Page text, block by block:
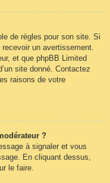
de règles pour son site. Si
un avertissement.
et que phpBB Limited
site donné. Contactez
raisons de votre
?
à signaler et vous
En cliquant dessus,
le faire.